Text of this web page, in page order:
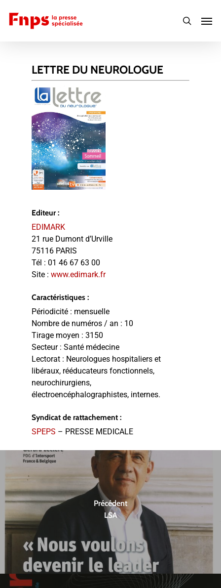
main
search
LETTRE DU NEUROLOGUE
Editeur :
EDIMARK
21 rue Dumont d’Urville
75116 PARIS
Tél : 01 46 67 63 00
Site : www.edimark.fr
Caractéristiques :
Périodicité : mensuelle
Nombre de numéros / an : 10
Tirage moyen : 3150
Secteur : Santé médecine
Lectorat : Neurologues hospitaliers et
libéraux, rééducateurs fonctionnels,
neurochirurgiens,
électroencéphalographistes, internes.
Syndicat de rattachement :
SPEPS – PRESSE MEDICALE
Précédent
LSA